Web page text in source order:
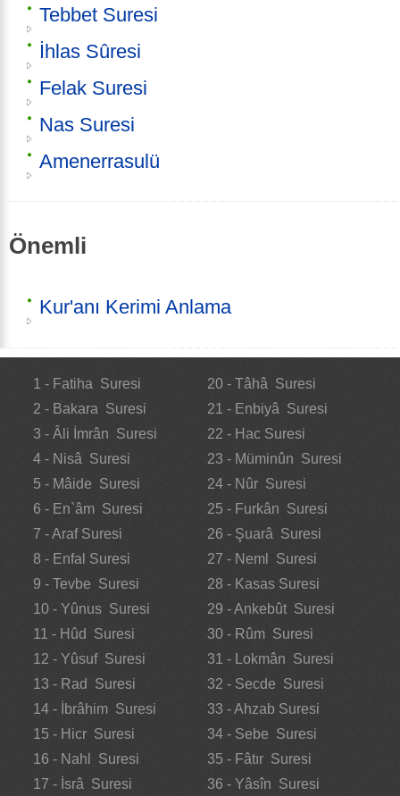
Tebbet Suresi
İhlas Sûresi
Felak Suresi
Nas Suresi
Amenerrasulü
Önemli
Kur'anı Kerimi Anlama
1 - Fatiha Suresi
2 - Bakara Suresi
3 - Âli İmrân Suresi
4 - Nisâ Suresi
5 - Mâide Suresi
6 - En`âm Suresi
7 - Araf Suresi
8 - Enfal Suresi
9 - Tevbe Suresi
10 - Yûnus Suresi
11 - Hûd Suresi
12 - Yûsuf Suresi
13 - Rad Suresi
14 - İbrâhim Suresi
15 - Hicr Suresi
16 - Nahl Suresi
17 - İsrâ Suresi
20 - Tâhâ Suresi
21 - Enbiyâ Suresi
22 - Hac Suresi
23 - Müminûn Suresi
24 - Nûr Suresi
25 - Furkân Suresi
26 - Şuarâ Suresi
27 - Neml Suresi
28 - Kasas Suresi
29 - Ankebût Suresi
30 - Rûm Suresi
31 - Lokmân Suresi
32 - Secde Suresi
33 - Ahzab Suresi
34 - Sebe Suresi
35 - Fâtır Suresi
36 - Yâsîn Suresi